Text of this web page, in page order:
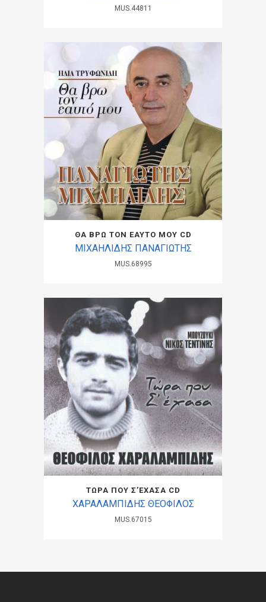
MUS.44811
ΘΑ ΒΡΩ ΤΟΝ ΕΑΥΤΟ ΜΟΥ CD
ΜΙΧΑΗΛΙΔΗΣ ΠΑΝΑΓΙΩΤΗΣ
MUS.68995
ΤΩΡΑ ΠΟΥ Σ’ΕΧΑΣΑ CD
ΧΑΡΑΛΑΜΠΙΔΗΣ ΘΕΟΦΙΛΟΣ
MUS.67015